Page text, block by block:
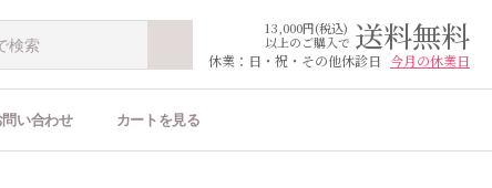
13,000円(税込)
以上のご購入で 送料無料
休業：日・祝・その他休診日 今月の休業日
問い合わせ カートを見る